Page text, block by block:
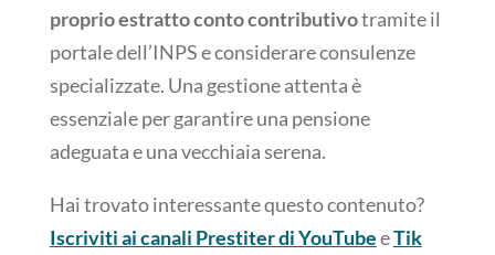
proprio estratto conto contributivotramite il
portale dell’INPS e considerare consulenze
specializzate. Una gestione attenta è
essenziale per garantire una pensione
adeguata e una vecchiaia serena.
Hai trovato interessante questo contenuto?
Iscriviti ai canali Prestiter di YouTubeeTik